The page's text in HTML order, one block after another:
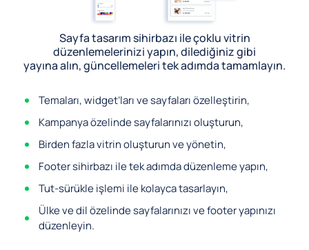
Sayfa tasarım sihirbazı ile çoklu vitrin
düzenlemelerinizi yapın, dilediğiniz gibi
yayına alın, güncellemeleri tek adımda tamamlayın.
Temaları, widget’ları ve sayfaları özelleştirin,
Kampanya özelinde sayfalarınızı oluşturun,
Birden fazla vitrin oluşturun ve yönetin,
Footer sihirbazı ile tek adımda düzenleme yapın,
Tut-sürükle işlemi ile kolayca tasarlayın,
Ülke ve dil özelinde sayfalarınızı ve footer yapınızı
düzenleyin.